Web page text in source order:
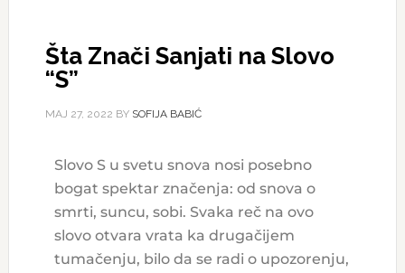
Šta Znači Sanjati na Slovo
“S”
МАЈ 27, 2022 BY SOFIJA BABIĆ
Slovo S u svetu snova nosi posebno
bogat spektar značenja: od snova o
smrti, suncu, sobi. Svaka reč na ovo
slovo otvara vrata ka drugačijem
tumačenju, bilo da se radi o upozorenju,